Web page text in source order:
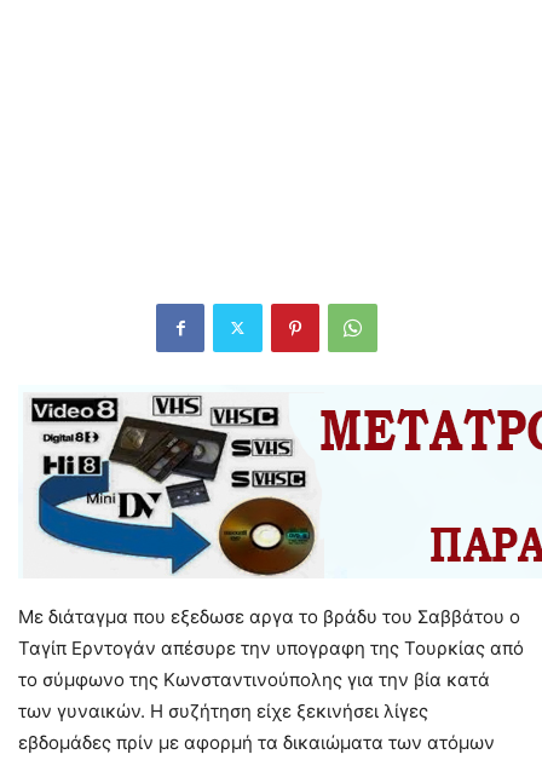
Με διάταγμα που εξεδωσε αργα το βράδυ του Σαββάτου ο
Ταγίπ Ερντογάν απέσυρε την υπογραφη της Τουρκίας από
το σύμφωνο της Κωνσταντινούπολης για την βία κατά
των γυναικών. Η συζήτηση είχε ξεκινήσει λίγες
εβδομάδες πρίν με αφορμή τα δικαιώματα των ατόμων